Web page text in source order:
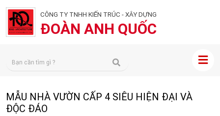
CÔNG TY TNHH KIẾN TRÚC - XÂY DỰNG
ĐOÀN ANH QUỐC
MẪU NHÀ VƯỜN CẤP 4 SIÊU HIỆN ĐẠI VÀ
ĐỘC ĐÁO